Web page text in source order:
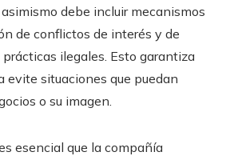
debe incluir mecanismos
de conflictos de interés y de
ilegales. Esto garantiza
evite situaciones que puedan
o su imagen.
esencial que la compañía